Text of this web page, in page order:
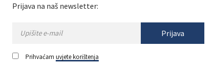
Prijava na naš newsletter:
Prijava
Prihvaćam uvjete korištenja